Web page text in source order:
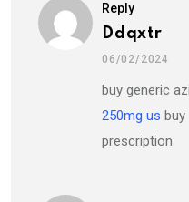
Reply
Ddqxtr
06/02/2024
buy generic
250mg us
prescription